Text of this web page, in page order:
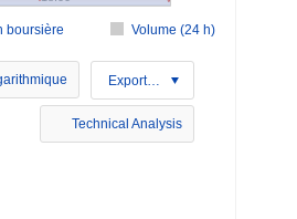
boursière Volume (24 h)
Exportation
Technical Analysis